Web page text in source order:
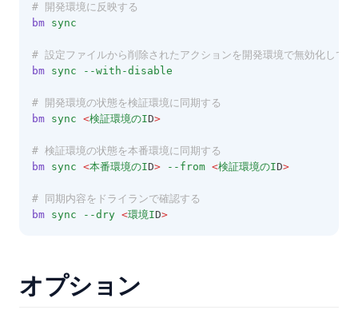
# 開発環境に反映する
bm sync
# 設定ファイルから削除されたアクションを開発環境で無効化して
bm sync --with-disable
# 開発環境の状態を検証環境に同期する
bm sync <検証環境のID>
# 検証環境の状態を本番環境に同期する
bm sync <本番環境のID> --from <検証環境のID>
# 同期内容をドライランで確認する
bm sync --dry <環境ID>
オプション